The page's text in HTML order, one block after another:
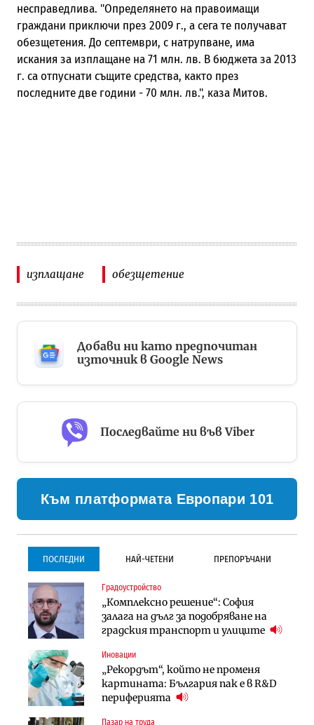
несправедлива. "Определянето на правоимащи
граждани приключи през 2009 г., а сега те получават
обезщетения. До септември, с натрупване, има
искания за изплащане на 71 млн. лв. В бюджета за 2013
г. са отпуснати същите средства, както през
последните две години - 70 млн. лв.", каза Митов.
изплащане обезщетение
Добави ни като предпочитан
източник в Google News
Последвайте ни във Viber
Към платформата Европари 101
ПОСЛЕДНИ НАЙ-ЧЕТЕНИ ПРЕПОРЪЧАНИ
Градоустройство
„Комплексно решение“: София
залага на дълг за подобряване на
градския транспорт и улиците
Иновации
„Рекордът“, който не променя
картината: България пак е в R&D
периферията
Пазар на труда
Градоустройство
Столична община избра
изпълнител за преместването на
трамвайното трасе по бул.
Инфраструктура
Проектирането на тунела под
Петрохан ще върви паралелно с
Инфраструктура
Проектирането на тунела под
Петрохан ще върви паралелно с
екологичните оценки
Компании
„Хювефарма“ подписа договор за
придобиване на Euroapi Italy
Финанси